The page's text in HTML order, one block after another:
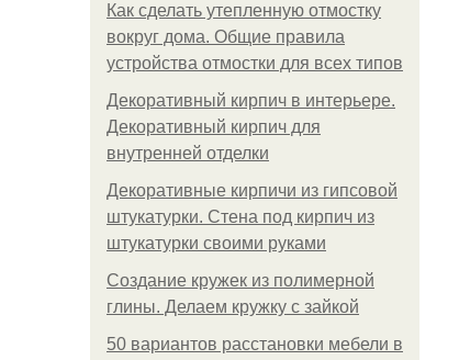
Как сделать утепленную отмостку
вокруг дома. Общие правила
устройства отмостки для всех типов
Декоративный кирпич в интерьере.
Декоративный кирпич для
внутренней отделки
Декоративные кирпичи из гипсовой
штукатурки. Стена под кирпич из
штукатурки своими руками
Создание кружек из полимерной
глины. Делаем кружку с зайкой
50 вариантов расстановки мебели в